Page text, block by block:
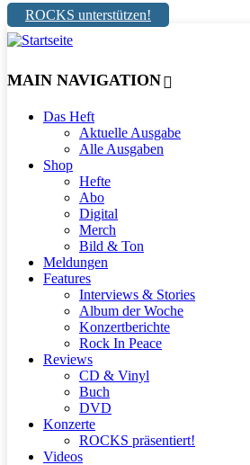
ROCKS unterstützen!
MAIN NAVIGATION
Das Heft
Aktuelle Ausgabe
Alle Ausgaben
Shop
Hefte
Abo
Digital
Merch
Bild & Ton
Meldungen
Features
Interviews & Stories
Album der Woche
Konzertberichte
Rock In Peace
Reviews
CD & Vinyl
Buch
DVD
Konzerte
ROCKS präsentiert!
Videos